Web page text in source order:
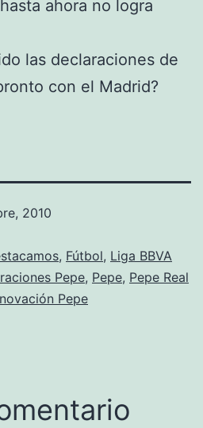
ahora no logra
las declaraciones de
con el Madrid?
2010
, Fútbol, Liga BBVA
Pepe, Pepe, Pepe Real
Pepe